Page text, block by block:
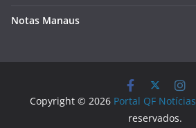
Notas Manaus
Copyright © 2026 Portal QF Notícias
reservados.